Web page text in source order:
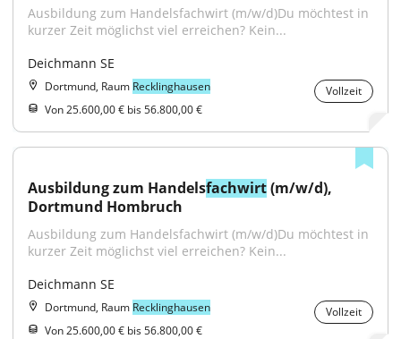
Ausbildung zum Handelsfachwirt (m/w/d)Du möchtest in
kurzer Zeit möglichst viel erreichen? Kein...
Deichmann SE
Dortmund, Raum Recklinghausen
Vollzeit
Von 25.600,00 € bis 56.800,00 €
Ausbildung zum Handelsfachwirt (m/w/d),
Dortmund Hombruch
Ausbildung zum Handelsfachwirt (m/w/d)Du möchtest in
kurzer Zeit möglichst viel erreichen? Kein...
Deichmann SE
Dortmund, Raum Recklinghausen
Vollzeit
Von 25.600,00 € bis 56.800,00 €